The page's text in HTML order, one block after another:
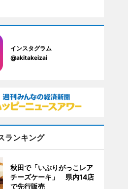
インスタグラム
@akitakeizai
ランキング
秋田で「いぶりがっこレア
チーズケーキ」 県内14店
で先行販売